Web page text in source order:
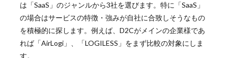
は「SaaS」のジャンルから3社を選びます。特に「SaaS」
の場合はサービスの特徴・強みが自社に合致しそうなもの
を積極的に探します。例えば、D2Cがメインの企業様であ
れば「AirLogi」、「LOGILESS」をまず比較の対象にしま
す。